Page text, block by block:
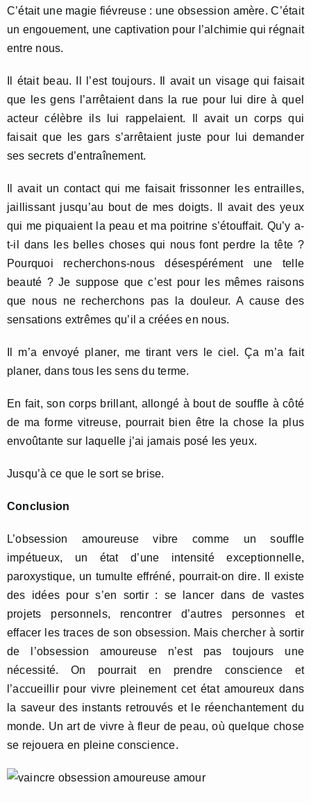
C’était une magie fiévreuse : une obsession amère. C’était
un engouement, une captivation pour l’alchimie qui régnait
entre nous.
Il était beau. Il l’est toujours. Il avait un visage qui faisait
que les gens l’arrêtaient dans la rue pour lui dire à quel
acteur célèbre ils lui rappelaient. Il avait un corps qui
faisait que les gars s’arrêtaient juste pour lui demander
ses secrets d’entraînement.
Il avait un contact qui me faisait frissonner les entrailles,
jaillissant jusqu’au bout de mes doigts. Il avait des yeux
qui me piquaient la peau et ma poitrine s’étouffait. Qu’y a-
t-il dans les belles choses qui nous font perdre la tête ?
Pourquoi recherchons-nous désespérément une telle
beauté ? Je suppose que c’est pour les mêmes raisons
que nous ne recherchons pas la douleur. A cause des
sensations extrêmes qu’il a créées en nous.
Il m’a envoyé planer, me tirant vers le ciel. Ça m’a fait
planer, dans tous les sens du terme.
En fait, son corps brillant, allongé à bout de souffle à côté
de ma forme vitreuse, pourrait bien être la chose la plus
envoûtante sur laquelle j’ai jamais posé les yeux.
Jusqu’à ce que le sort se brise.
Conclusion
L’obsession amoureuse vibre comme un souffle
impétueux, un état d’une intensité exceptionnelle,
paroxystique, un tumulte effréné, pourrait-on dire. Il existe
des idées pour s’en sortir : se lancer dans de vastes
projets personnels, rencontrer d’autres personnes et
effacer les traces de son obsession. Mais chercher à sortir
de l’obsession amoureuse n’est pas toujours une
nécessité. On pourrait en prendre conscience et
l’accueillir pour vivre pleinement cet état amoureux dans
la saveur des instants retrouvés et le réenchantement du
monde. Un art de vivre à fleur de peau, où quelque chose
se rejouera en pleine conscience.